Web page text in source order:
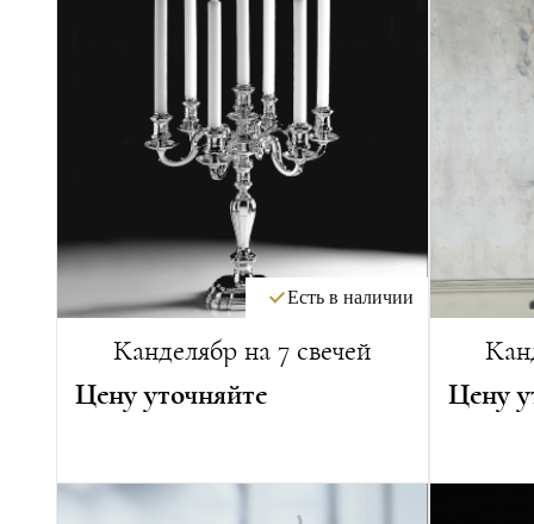
Есть в наличии
Канделябр на 7 свечей
Цену уточняйте Цену